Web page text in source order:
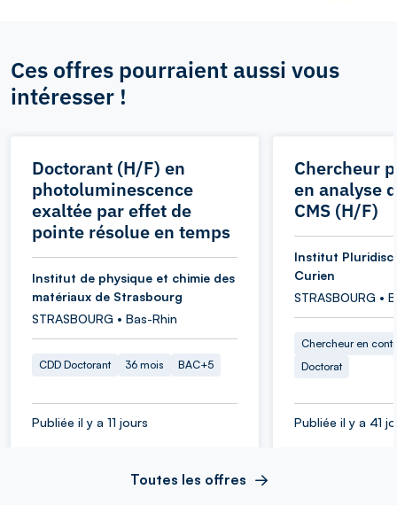
Ces offres pourraient aussi vous
intéresser !
Doctorant (H/F) en
photoluminescence
exaltée par effet de
pointe résolue en temps
Institut de physique et chimie des
matériaux de Strasbourg
STRASBOURG • Bas-Rhin
CDD Doctorant 36 mois BAC+5
Publiée il y a 11 jours
Chercheur
en analyse
CMS (H/F)
Institut
Curien
STRASBOURG •
Chercheur en
Doctorat
Publiée il y a 41
Toutes les offres